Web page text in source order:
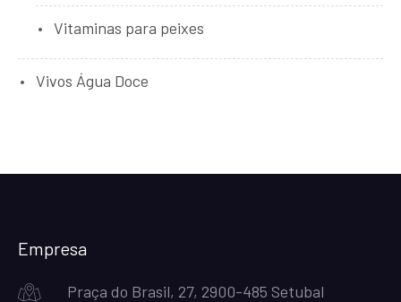
Vitaminas para peixes
Vivos Água Doce
Empresa
Praça do Brasil, 27, 2900-485 Setubal